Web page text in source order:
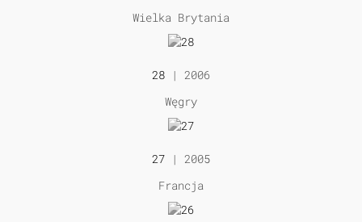
Wielka Brytania
28 | 2006
Węgry
27 | 2005
Francja